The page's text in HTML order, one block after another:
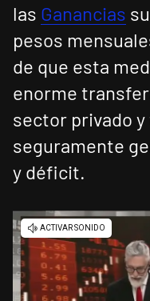
las Ganancias
pesos
de que esta
enorme
sector privado
seguramente
y déficit.